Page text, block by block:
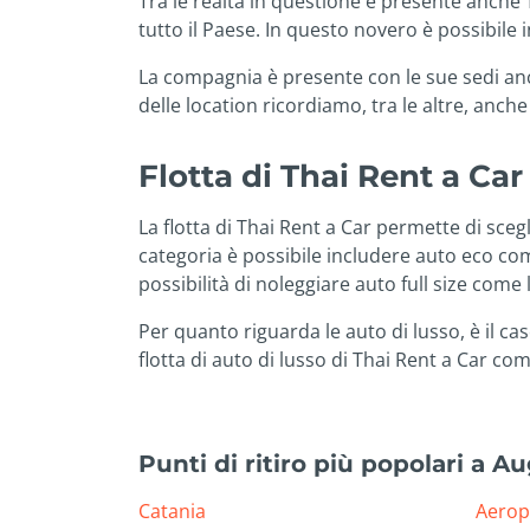
tutto il Paese. In questo novero è possibile
La compagnia è presente con le sue sedi
delle location ricordiamo, tra le altre,
Flotta di Thai Rent a Car
La flotta di Thai Rent a Car permette di
categoria è possibile includere auto eco
possibilità di noleggiare auto full size come
Per quanto riguarda le auto di lusso, è il
flotta di auto di lusso di Thai Rent a Car
Punti di ritiro più popolari a
Catania